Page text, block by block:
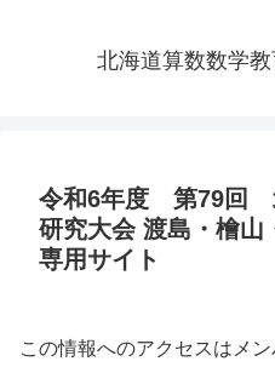
北海道算数数学
令和6年度 第79回
研究大会 渡島・檜
専用サイト
この情報へのアクセスはメ